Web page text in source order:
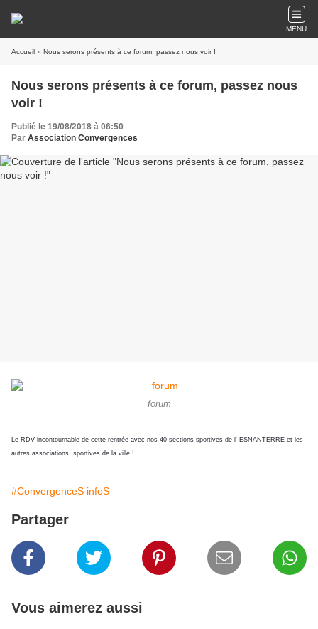
MENU
Accueil » Nous serons présents à ce forum, passez nous voir !
Nous serons présents à ce forum, passez nous
voir !
Publié le 19/08/2018 à 06:50
Par Association Convergences
forum
Le RDV incontournable de cette rentrée avec nos 40 sections sportives de l' ESNANTERRE et les
autres associations sportives de la ville !
#ConvergenceS infoS
Partager
Vous aimerez aussi